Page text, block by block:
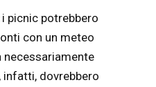
picnic potrebbero
con un meteo
necessariamente
infatti, dovrebbero